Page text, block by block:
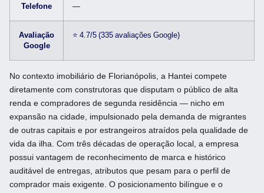
Telefone —
Avaliação
Google
⭐ 4.7/5 (335 avaliações Google)
No contexto imobiliário de Florianópolis, a Hantei compete
diretamente com construtoras que disputam o público de alta
renda e compradores de segunda residência — nicho em
expansão na cidade, impulsionado pela demanda de migrantes
de outras capitais e por estrangeiros atraídos pela qualidade de
vida da ilha. Com três décadas de operação local, a empresa
possui vantagem de reconhecimento de marca e histórico
auditável de entregas, atributos que pesam para o perfil de
comprador mais exigente. O posicionamento bilíngue e o